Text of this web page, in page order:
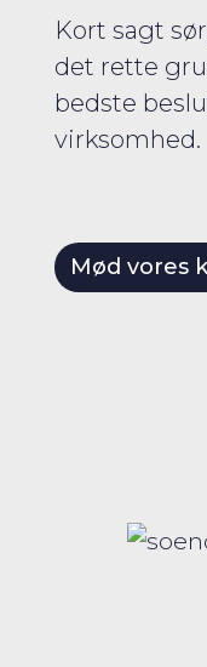
Kort sagt
det rette
bedste
virksomhed.
Mød vores